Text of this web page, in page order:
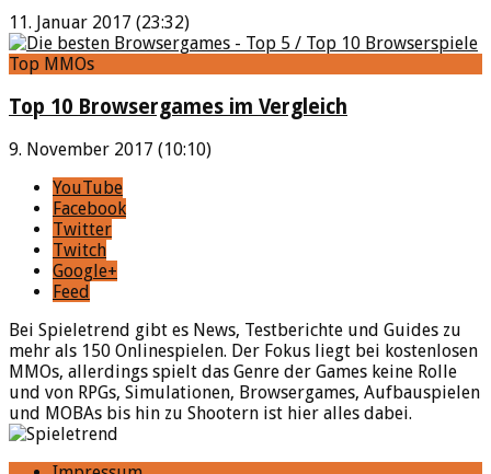
11. Januar 2017 (23:32)
Top MMOs
Top 10 Browsergames im Vergleich
9. November 2017 (10:10)
YouTube
Facebook
Twitter
Twitch
Google+
Feed
Bei Spieletrend gibt es News, Testberichte und Guides zu
mehr als 150 Onlinespielen. Der Fokus liegt bei kostenlosen
MMOs, allerdings spielt das Genre der Games keine Rolle
und von RPGs, Simulationen, Browsergames, Aufbauspielen
und MOBAs bis hin zu Shootern ist hier alles dabei.